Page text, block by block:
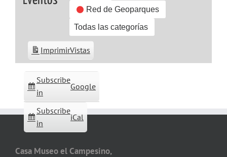
Red de Geoparques
Todas las categorías
Subscribe
in
Google
Subscribe
in
iCal
ImprimirVistas
Casa Museo el Campesino,